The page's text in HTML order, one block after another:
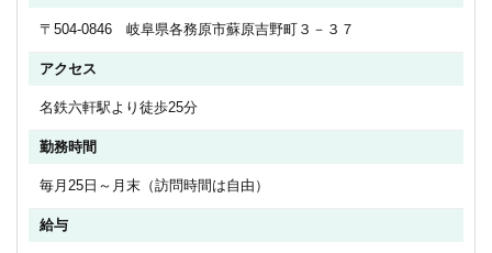
〒504-0846 岐阜県各務原市蘇原吉野町３－３７
アクセス
名鉄六軒駅より徒歩25分
勤務時間
毎月25日～月末（訪問時間は自由）
給与